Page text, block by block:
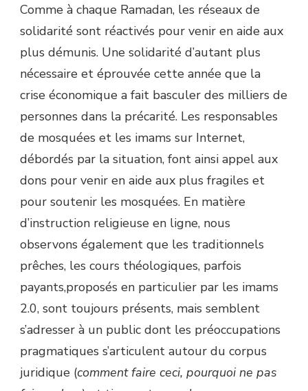
Comme à chaque Ramadan, les réseaux de
solidarité sont réactivés pour venir en aide aux
plus démunis. Une solidarité d’autant plus
nécessaire et éprouvée cette année que la
crise économique a fait basculer des milliers de
personnes dans la précarité. Les responsables
de mosquées et les imams sur Internet,
débordés par la situation, font ainsi appel aux
dons pour venir en aide aux plus fragiles et
pour soutenir les mosquées. En matière
d’instruction religieuse en ligne, nous
observons également que les traditionnels
prêches, les cours théologiques, parfois
payants,proposés en particulier par les imams
2.0, sont toujours présents, mais semblent
s’adresser à un public dont les préoccupations
pragmatiques s’articulent autour du corpus
juridique (comment faire ceci, pourquoi ne pas